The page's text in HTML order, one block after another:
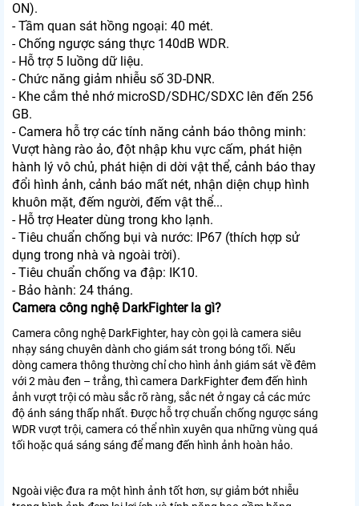
ON).
- Tầm quan sát hồng ngoại: 40 mét.
- Chống ngược sáng thực 140dB WDR.
- Hỗ trợ 5 luồng dữ liệu.
- Chức năng giảm nhiễu số 3D-DNR.
- Khe cắm thẻ nhớ microSD/SDHC/SDXC lên đến 256
GB.
- Camera hỗ trợ các tính năng cảnh báo thông minh:
Vượt hàng rào ảo, đột nhập khu vực cấm, phát hiện
hành lý vô chủ, phát hiện di dời vật thể, cảnh báo thay
đổi hình ảnh, cảnh báo mất nét, nhận diện chụp hình
khuôn mặt, đếm người, đếm vật thể...
- Hỗ trợ Heater dùng trong kho lạnh.
- Tiêu chuẩn chống bụi và nước: IP67 (thích hợp sử
dụng trong nhà và ngoài trời).
- Tiêu chuẩn chống va đập: IK10.
- Bảo hành: 24 tháng.
Camera công nghệ DarkFighter la gì?
Camera công nghệ DarkFighter, hay còn gọi là camera siêu
nhạy sáng chuyên dành cho giám sát trong bóng tối. Nếu
dòng camera thông thường chỉ cho hình ảnh giám sát về đêm
với 2 màu đen – trắng, thì camera DarkFighter đem đến hình
ảnh vượt trội có màu sắc rõ ràng, sắc nét ở ngay cả các mức
độ ánh sáng thấp nhất. Được hỗ trợ chuẩn chống ngược sáng
WDR vượt trội, camera có thể nhìn xuyên qua những vùng quá
tối hoặc quá sáng sáng để mang đến hình ảnh hoàn hảo.
Ngoài việc đưa ra một hình ảnh tốt hơn, sự giảm bớt nhiễu